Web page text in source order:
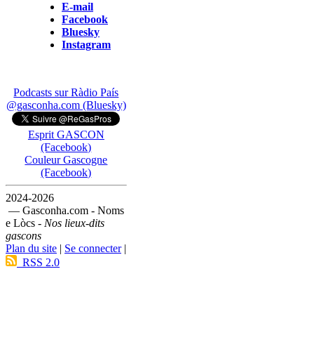
E-mail
Facebook
Bluesky
Instagram
Podcasts sur Ràdio País
@gasconha.com (Bluesky)
Esprit GASCON
(Facebook)
Couleur Gascogne
(Facebook)
2024-2026
— Gasconha.com - Noms
e Lòcs - Nos lieux-dits
gascons
Plan du site | Se connecter|
RSS 2.0